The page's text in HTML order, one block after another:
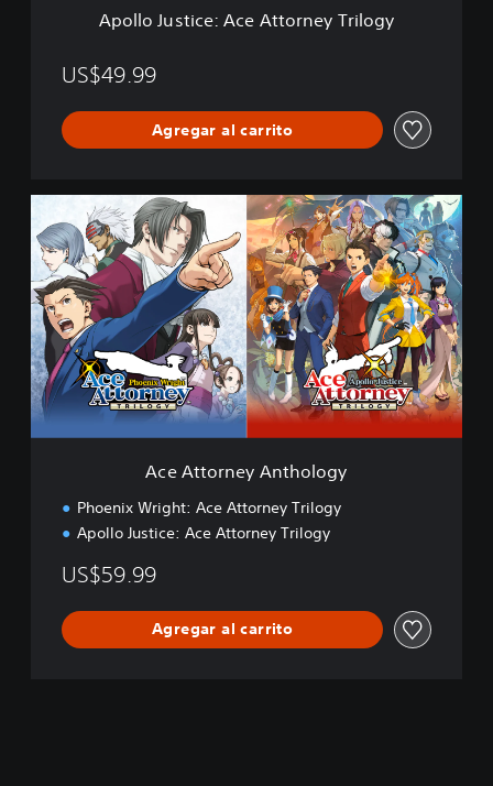
r
n
e
y
T
r
i
l
o
g
y
Apollo Justice: Ace Attorney Trilogy
US$49.99
Agregar al carrito
A
e
t
t
o
r
n
e
y
A
Ace Attorney Anthology
Phoenix Wright: Ace Attorney Trilogy
Apollo Justice: Ace Attorney Trilogy
US$59.99
Agregar al carrito